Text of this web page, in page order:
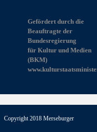
Gefördert durch die
Beauftragte der
Bundesregierung
für Kultur und Medien
(BKM)
Copyright 2018 Merseburger